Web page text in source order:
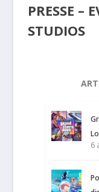
PRESSE –
STUDIOS
6